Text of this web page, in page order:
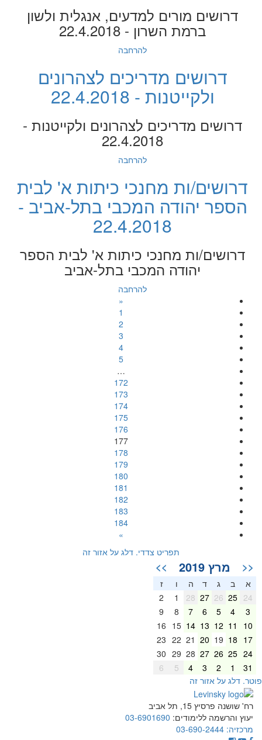
דרושים מורים למדעים, אנגלית ולשון
ברמת השרון - 22.4.2018
להרחבה
דרושים מדריכים לצהרונים
ולקייטנות - 22.4.2018
דרושים מדריכים לצהרונים ולקייטנות -
22.4.2018
להרחבה
דרושים/ות מחנכי כיתות א' לבית
הספר יהודה המכבי בתל-אביב -
22.4.2018
דרושים/ות מחנכי כיתות א' לבית הספר
יהודה המכבי בתל-אביב
להרחבה
«
1
2
3
4
5
…
172
173
174
175
176
177
178
179
180
181
182
183
184
»
תפריט צדדי. דלג על אזור זה
<< מרץ 2019 >>
א ב ג ד ה
ז
24
25
26
27
28
2
3
4
5
6
7
8
9
10
11
12
13
14
15
16
17
18
19
20
21
22
23
24
25
26
27
28
29
30
31
2
3
4
5
6
דלג על אזור זה
רח' שושנה פרסיץ 15, תל אביב
יעוץ והרשמה ללימודים: 03-6901690
מרכזיה: 03-690-2444